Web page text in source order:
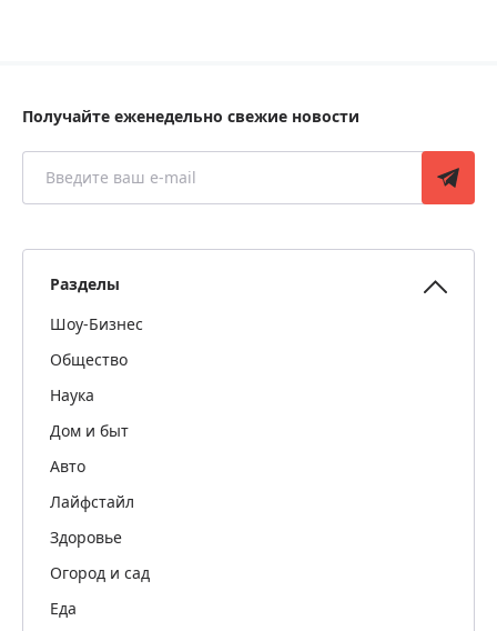
Получайте еженедельно свежие новости
Разделы
Шоу-Бизнес
Общество
Наука
Дом и быт
Авто
Лайфстайл
Здоровье
Огород и сад
Еда